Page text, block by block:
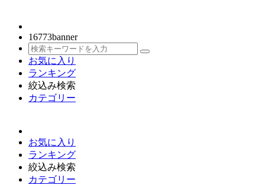
16773banner
お気に入り
ランキング
絞込み検索
カテゴリー
お気に入り
ランキング
絞込み検索
カテゴリー